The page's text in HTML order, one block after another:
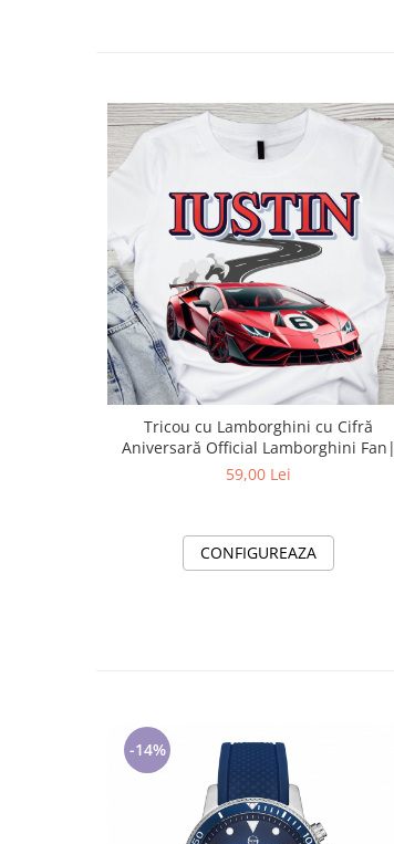
Tricou cu Lamborghini cu Cifră
Aniversară Official Lamborghini Fan|
Cadou Personalizat e-CADOU
59,00 Lei
CONFIGUREAZA
-14%